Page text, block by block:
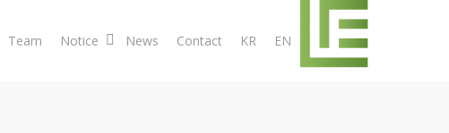
Team Notice News Contact KR EN